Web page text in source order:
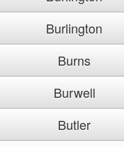
Burlington
Burns
Burwell
Butler